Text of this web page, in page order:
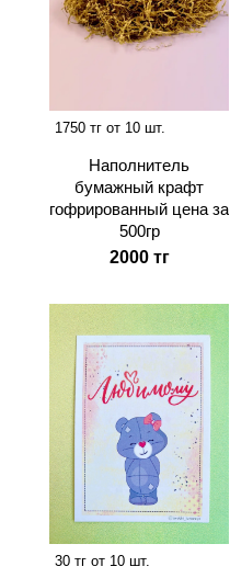
1750 тг от 10 шт.
Наполнитель
бумажный крафт
гофрированный цена за
500гр
2000 тг
30 тг от 10 шт.